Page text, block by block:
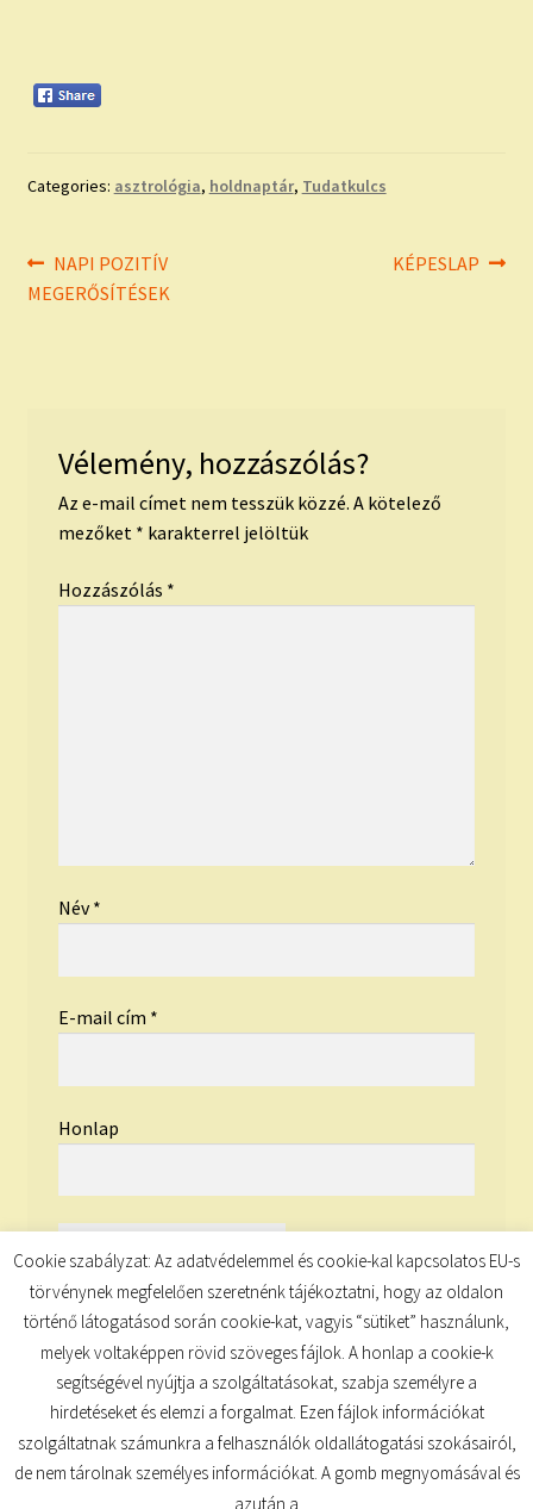
Categories: asztrológia, holdnaptár, Tudatkulcs
Bejegyzés
navigáció
Previous
post:
NAPI POZITÍV
MEGERŐSÍTÉSEK
Next
KÉPESLAP
Vélemény, hozzászólás?
Az e-mail címet nem tesszük közzé. A kötelező
mezőket * karakterrel jelöltük
Hozzászólás *
Név*
E-mail cím *
Honlap
© TUDATKULCS 2026
Cookie szabályzat: Az adatvédelemmel és cookie-kal kapcsolatos EU-s
törvénynek megfelelően szeretnénk tájékoztatni, hogy az oldalon
történő látogatásod során cookie-kat, vagyis “sütiket” használunk,
melyek voltaképpen rövid szöveges fájlok. A honlap a cookie-k
segítségével nyújtja a szolgáltatásokat, szabja személyre a
hirdetéseket és elemzi a forgalmat. Ezen fájlok információkat
szolgáltatnak számunkra a felhasználók oldallátogatási szokásairól,
de nem tárolnak személyes információkat. A gomb megnyomásával és
azután a